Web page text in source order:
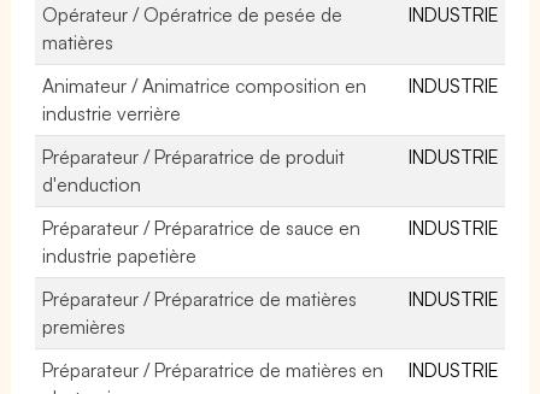
Opérateur / Opératrice de pesée de
matières
INDUSTRIE
Animateur / Animatrice composition en
industrie verrière
INDUSTRIE
Préparateur / Préparatrice de produit
d'enduction
INDUSTRIE
Préparateur / Préparatrice de sauce en
industrie papetière
INDUSTRIE
Préparateur / Préparatrice de matières
premières
INDUSTRIE
Préparateur / Préparatrice de matières en
INDUSTRIE